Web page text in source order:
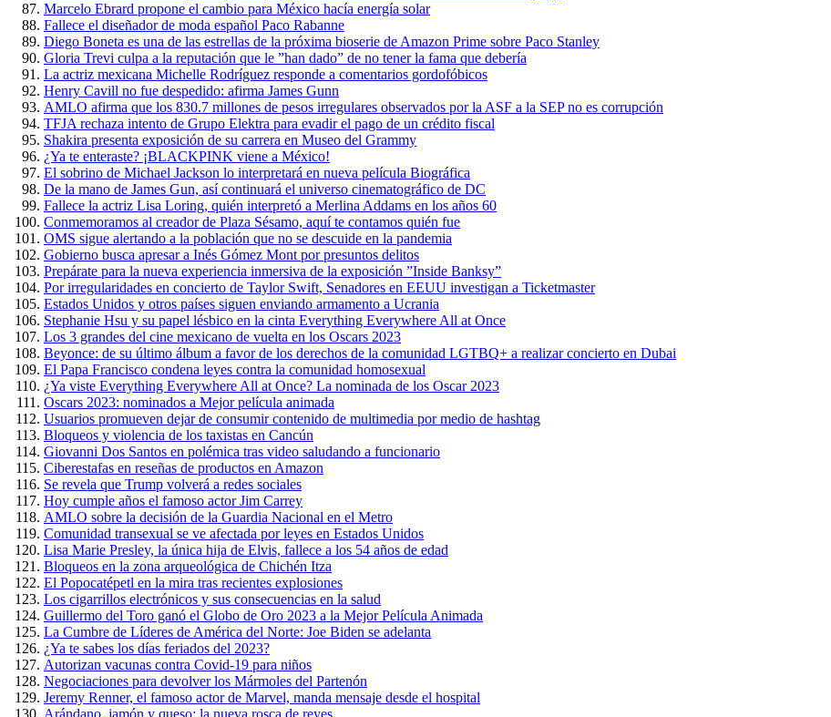
Marcelo Ebrard propone el cambio para México hacía energía solar
Fallece el diseñador de moda español Paco Rabanne
Diego Boneta es una de las estrellas de la próxima bioserie de Amazon Prime sobre Paco Stanley
Gloria Trevi culpa a la reputación que le ”han dado” de no tener la fama que debería
La actriz mexicana Michelle Rodríguez responde a comentarios gordofóbicos
Henry Cavill no fue despedido: afirma James Gunn
AMLO afirma que los 830.7 millones de pesos irregulares observados por la ASF a la SEP no es corrupción
TFJA rechaza intento de Grupo Elektra para evadir el pago de un crédito fiscal
Shakira presenta exposición de su carrera en Museo del Grammy
¿Ya te enteraste? ¡BLACKPINK viene a México!
El sobrino de Michael Jackson lo interpretará en nueva película Biográfica
De la mano de James Gun, así continuará el universo cinematográfico de DC
Fallece la actriz Lisa Loring, quién interpretó a Merlina Addams en los años 60
Conmemoramos al creador de Plaza Sésamo, aquí te contamos quién fue
OMS sigue alertando a la población que no se descuide en la pandemia
Gobierno busca apresar a Inés Gómez Mont por presuntos delitos
Prepárate para la nueva experiencia inmersiva de la exposición ”Inside Banksy”
Por irregularidades en concierto de Taylor Swift, Senadores en EEUU investigan a Ticketmaster
Estados Unidos y otros países siguen enviando armamento a Ucrania
Stephanie Hsu y su papel lésbico en la cinta Everything Everywhere All at Once
Los 3 grandes del cine mexicano de vuelta en los Oscars 2023
Beyonce: de su último álbum a favor de los derechos de la comunidad LGTBQ+ a realizar concierto en Dubai
El Papa Francisco condena leyes contra la comunidad homosexual
¿Ya viste Everything Everywhere All at Once? La nominada de los Oscar 2023
Oscars 2023: nominados a Mejor película animada
Usuarios promueven dejar de consumir contenido de multimedia por medio de hashtag
Bloqueos y violencia de los taxistas en Cancún
Giovanni Dos Santos en polémica tras video saludando a funcionario
Ciberestafas en reseñas de productos en Amazon
Se revela que Trump volverá a redes sociales
Hoy cumple años el famoso actor Jim Carrey
AMLO sobre la decisión de la Guardia Nacional en el Metro
Comunidad transexual se ve afectada por leyes en Estados Unidos
Lisa Marie Presley, la única hija de Elvis, fallece a los 54 años de edad
Bloqueos en la zona arqueológica de Chichén Itza
El Popocatépetl en la mira tras recientes explosiones
Los cigarrillos electrónicos y sus consecuencias en la salud
Guillermo del Toro ganó el Globo de Oro 2023 a la Mejor Película Animada
La Cumbre de Líderes de América del Norte: Joe Biden se adelanta
¿Ya te sabes los días feriados del 2023?
Autorizan vacunas contra Covid-19 para niños
Negociaciones para devolver los Mármoles del Partenón
Jeremy Renner, el famoso actor de Marvel, manda mensaje desde el hospital
Arándano, jamón y queso: la nueva rosca de reyes